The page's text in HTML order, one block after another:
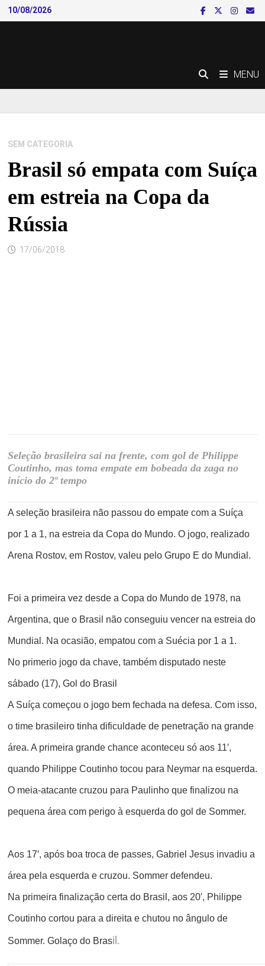
Skip
to
10/08/2026
MENU
SEM CATEGORIA
Brasil só empata com Suíça
em estreia na Copa da
Rússia
17/06/2018
Seleção brasileira sai na frente, com gol de Philippe
Coutinho, mas toma empate em bobeada da zaga no
início do 2º tempo
A seleção brasileira não passou do empate com a Suíça
por 1 a 1, na estreia da Copa do Mundo. O jogo, realizado
Arena Rostov, em Rostov, valeu pelo Grupo E do Mundial.
Foi a primeira vez desde a Copa do Mundo de 1978, na
Argentina, que o Brasil não conseguiu vencer na estreia do
Mundial. Na ocasião, empatou com a Suécia por 1 a 1.
No primerio jogo da chave, também disputado neste
sábado (17), Gol do Brasil
A Suíça começou o jogo bem fechada na defesa. Com isso,
o time brasileiro tinha dificuldade de penetração na grande
área. A primeira grande chance aconteceu só aos 11′,
quando Philippe Coutinho tocou para Neymar na esquerda.
O meia-atacante cruzou para Paulinho que finalizou na
pequena área com perigo à esquerda do gol de Sommer.
Aos 17′, após boa troca de passes, Gabriel Jesus invadiu a
área pela esquerda e cruzou. Sommer defendeu.
Na primeira finalização certa do Brasil, aos 20′, Philippe
Coutinho cortou para a direita e chutou no ângulo de
Sommer. Golaço do Brasil.